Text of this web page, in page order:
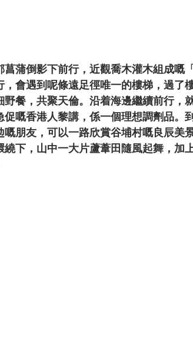
蒲倒影下前行，近觀喬木灌木組成嘅
會遇到呢條遠足徑唯一的樓梯，過了
餐，共聚天倫。沿着海邊繼續前行，
嘅香港人黎講，係一個理想調劑品。
朋友，可以一路欣賞谷埔村嘅良辰美
下，山中一大片蘆葦田隨風起舞，加